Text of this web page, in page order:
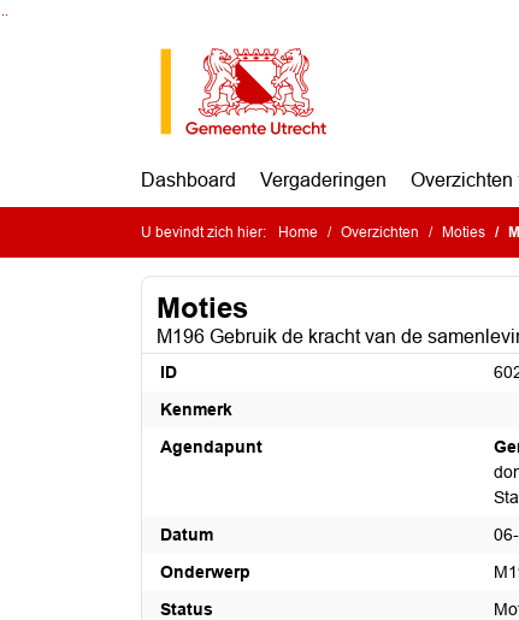
Dashboard Vergaderingen Overzichten
U bevindt zich hier: Home Overzichten Moties
Moties
M196 Gebruik de kracht van de
ID
Kenmerk
Agendapunt
Datum
Onderwerp
Status